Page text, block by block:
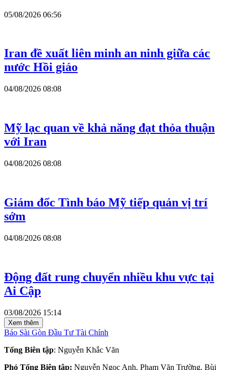
05/08/2026 06:56
Iran đề xuất liên minh an ninh giữa các
nước Hồi giáo
04/08/2026 08:08
Mỹ lạc quan về khả năng đạt thỏa thuận
với Iran
04/08/2026 08:08
Giám đốc Tình báo Mỹ tiếp quản vị trí
sớm
04/08/2026 08:08
Động đất rung chuyển nhiều khu vực tại
Ai Cập
03/08/2026 15:14
Xem thêm
Báo Sài Gòn Đầu Tư Tài Chính
Tổng Biên tập: Nguyễn Khắc Văn
Phó Tổng Biên tập: Nguyễn Ngọc Anh, Phạm Văn Trường, Bùi